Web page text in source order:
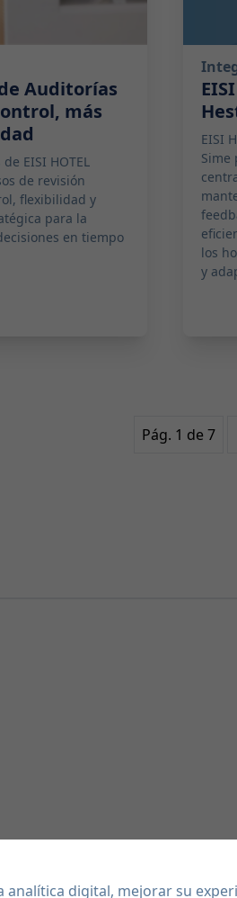
Auditorías
más
EISI HOTEL
de revisión
flexibilidad y
para la
en tiempo
EISI
Sime
los
y
Pág. 1 de 7
analítica digital, mejorar su